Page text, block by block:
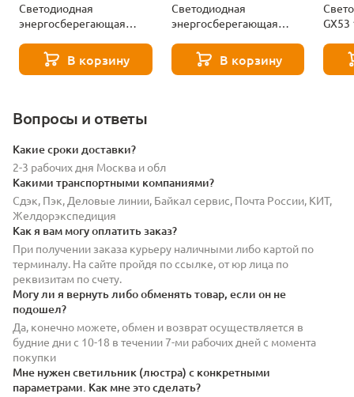
Светодиодная
энергосберегающая
4000K Lightstar 943084-
XS
В корзину
Светодиодная
энергосберегающая
4000K Lightstar 943124-
XS
В корзину
GX53
Вопросы и ответы
Какие сроки доставки?
2-3 рабочих дня Москва и обл
Какими транспортными компаниями?
Сдэк, Пэк, Деловые линии, Байкал сервис, Почта России, КИТ,
Желдорэкспедиция
Как я вам могу оплатить заказ?
При получении заказа курьеру наличными либо картой по
терминалу. На сайте пройдя по ссылке, от юр лица по
реквизитам по счету.
Могу ли я вернуть либо обменять товар, если он не
подошел?
Да, конечно можете, обмен и возврат осуществляется в
будние дни с 10-18 в течении 7-ми рабочих дней с момента
покупки
Мне нужен светильник (люстра) с конкретными
параметрами. Как мне это сделать?